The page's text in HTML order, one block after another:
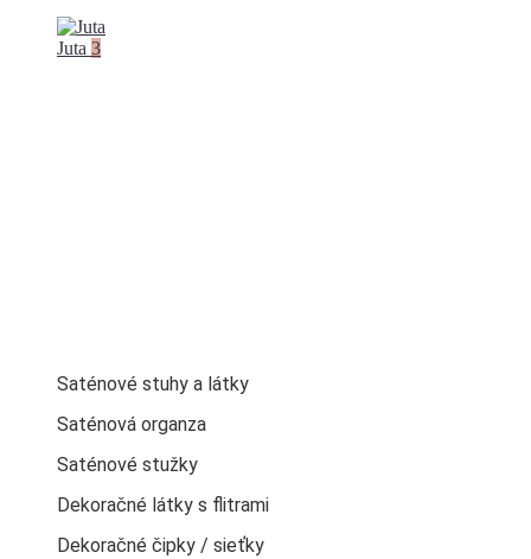
Juta 3
Saténové stuhy a látky
Saténová organza
Saténové stužky
Dekoračné látky s flitrami
Dekoračné čipky / sieťky